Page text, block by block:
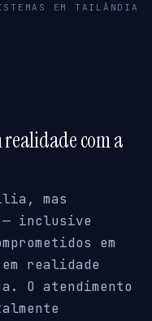
EM TAILÂNDIA
com a
mas
— inclusive
em
realidade
O atendimento